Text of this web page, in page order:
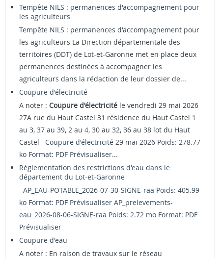
Tempête NILS : permanences d'accompagnement pour
les agriculteurs
Tempête NILS : permanences d'accompagnement pour
les agriculteurs La Direction départementale des
territoires (DDT) de Lot-et-Garonne met en place deux
permanences destinées à accompagner les
agriculteurs dans la rédaction de leur dossier de...
Coupure d'électricité
A noter : Coupure d'électricité le vendredi 29 mai 2026
27A rue du Haut Castel 31 résidence du Haut Castel 1
au 3, 37 au 39, 2 au 4, 30 au 32, 36 au 38 lot du Haut
Castel Coupure d'électricité 29 mai 2026 Poids: 278.77
ko Format: PDF Prévisualiser...
Réglementation des restrictions d'eau dans le
département du Lot-et-Garonne
AP_EAU-POTABLE_2026-07-30-SIGNE-raa Poids: 405.99
ko Format: PDF Prévisualiser AP_prelevements-
eau_2026-08-06-SIGNE-raa Poids: 2.72 mo Format: PDF
Prévisualiser
Coupure d'eau
A noter : En raison de travaux sur le réseau